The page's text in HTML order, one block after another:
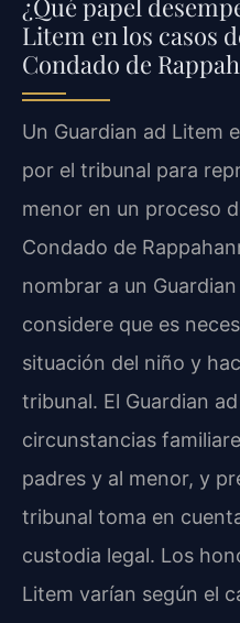
¿Qué papel
Litem en los casos
Condado de
Un Guardian ad Litem
por el tribunal para
menor en un proceso
Condado de
nombrar a un
considere que es
situación del niño y
tribunal. El Guardian
circunstancias
padres y al menor, y
tribunal toma en
custodia legal. Los
Litem varían según el